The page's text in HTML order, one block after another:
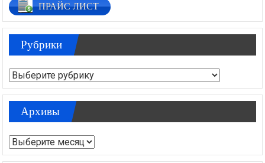
ПРАЙС ЛИСТ
Рубрики
Рубрики
Архивы
Архивы